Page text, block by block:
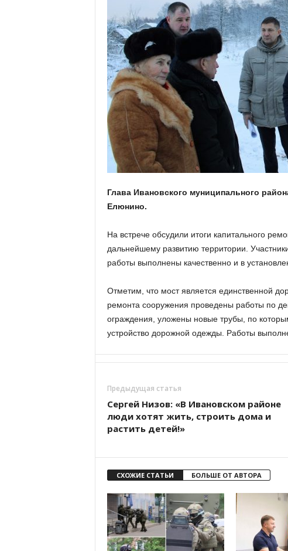
Глава Ивановского муниципального
Елюнино.
На встрече обсудили итоги капитального
дальнейшему развитию территории.
работы выполнены качественно и в
Отметим, что мост является единственной
ремонта сооружения проведены работы по
ограждения, уложены новые трубы, по
устройство дорожной одежды. Работы
Предыдущая статья
Сергей Низов: «В Ивановском районе
люди хотят жить, строить дома и
растить детей!»
СХОЖИЕ СТАТЬИ БОЛЬШЕ ОТ АВТОРА